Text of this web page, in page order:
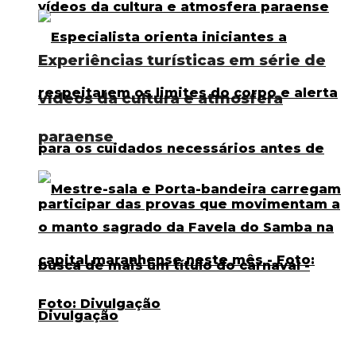
Experiências turísticas em série de
vídeos da cultura e atmosfera
paraense